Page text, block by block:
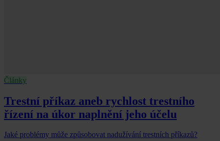
Články
Trestní příkaz aneb rychlost trestního
řízení na úkor naplnění jeho účelu
Jaké problémy může způsobovat nadužívání trestních příkazů?